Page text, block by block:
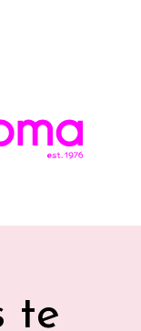
te